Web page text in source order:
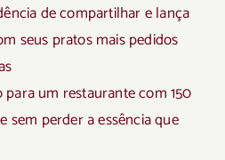
de compartilhar e lança
seus pratos mais pedidos
um restaurante com 150
sem perder a essência que